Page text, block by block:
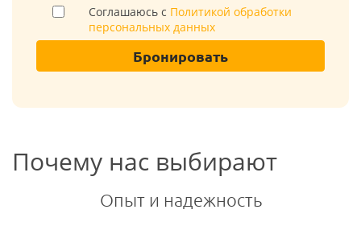
Соглашаюсь с Политикой обработки
персональных данных
Бронировать
Почему нас выбирают
Опыт и надежность